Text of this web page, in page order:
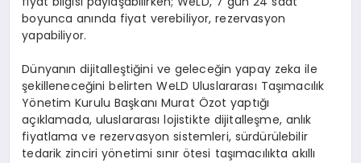
boyunca anında fiyat verebiliyor, rezervasyon
yapabiliyor.
Dünyanın dijitalleştiğini ve geleceğin yapay zeka ile
şekilleneceğini belirtenWeLD Uluslararası Taşımacılık
Yönetim Kurulu Başkanı Murat Özot yaptığı
açıklamada, uluslararası lojistikte dijitalleşme, anlık
fiyatlamave rezervasyonsistemleri, sürdürülebilir
tedarik zinciri yönetimi sınır ötesi taşımacılıkta akıllı